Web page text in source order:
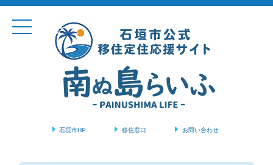
石垣市HP 移住窓口 お問い合わせ
コンテンツに移動